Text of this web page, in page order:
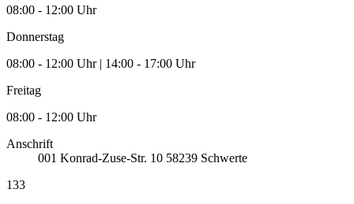
08:00 - 12:00 Uhr
Donnerstag
08:00 - 12:00 Uhr | 14:00 - 17:00 Uhr
Freitag
08:00 - 12:00 Uhr
Anschrift
001 Konrad-Zuse-Str. 10 58239 Schwerte
133